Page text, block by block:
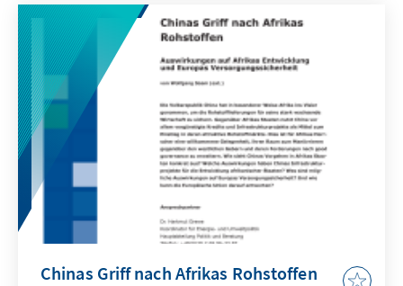
should seek to adopt a win-win attitude
rather than scoring points off the other side.
Chinas Griff nach Afrikas Rohstoffen